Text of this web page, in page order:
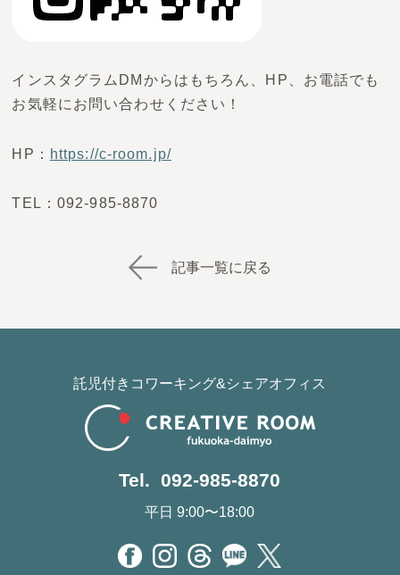
インスタグラムDMからはもちろん、HP、お電話でも
お気軽にお問い合わせください！
HP： https://c-room.jp/
TEL：092-985-8870
記事一覧に戻る
託児付きコワーキング&シェアオフィス
Tel. 092-985-8870
平日 9:00〜18:00